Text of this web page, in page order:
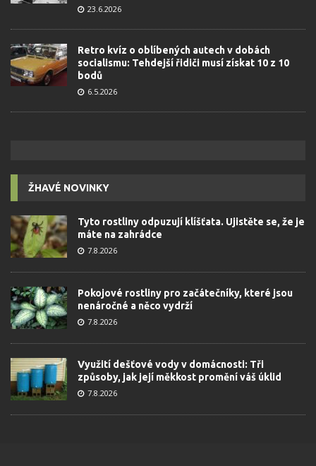
23.6.2026
Retro kvíz o oblíbených autech v dobách
socialismu: Tehdejší řidiči musí získat 10 z 10
bodů
6.5.2026
ŽHAVÉ NOVINKY
Tyto rostliny odpuzují klíšťata. Ujistěte se, že je
máte na zahrádce
7.8.2026
Pokojové rostliny pro začátečníky, které jsou
nenáročné a něco vydrží
7.8.2026
Využití dešťové vody v domácnosti: Tři
způsoby, jak její měkkost promění váš úklid
7.8.2026